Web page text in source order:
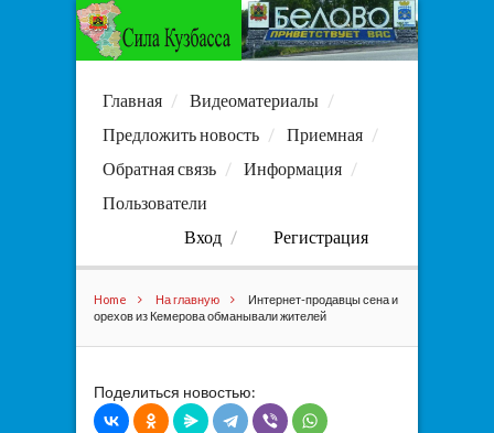
Главная
Видеоматериалы
Предложить новость
Приемная
Обратная связь
Информация
Пользователи
Вход
Регистрация
Home На главную
Интернет-продавцы сена и
орехов из Кемерова обманывали жителей
Поделиться новостью: